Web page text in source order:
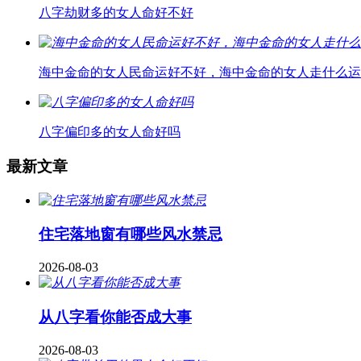
八字劫财多的女人命好不好
海中金命的女人民命运好不好，海中金命的女人走什么
八字偏印多的女人命好吗
最新文章
住宅落地窗有哪些风水禁忌
2026-08-03
从八字看你能否成大事
2026-08-03